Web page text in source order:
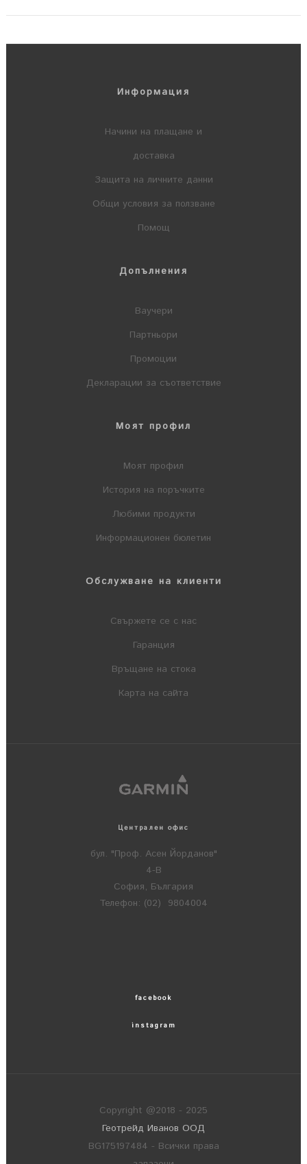
Информация
Начини на плащане и
доставка
Защита на личните данни
Общи условия за ползване
Помощ
Допълнения
Ваучери
Партньори
Промоции
Декларации за съответствие
Моят профил
Моят профил
История на поръчките
Любими продукти
Информационен бюлетин
Обслужване на клиенти
Свържете се с нас
Гаранция
Връщане на стока
Карта на сайта
Централен офис
бул. "Проф. Асен Йорданов"
4-В
София, България
Телефон: (02) 9804004
facebook
instagram
Copyright @2018 - 2025
Геотрейд Иванов ООД
BG175197484 - Всички права